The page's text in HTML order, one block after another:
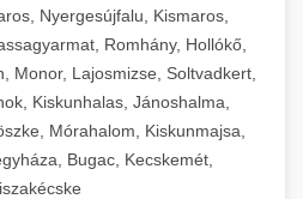
Nyergesújfalu, Kismaros,
Romhány, Hollókő,
Monor, Lajosmizse, Soltvadkert,
Kiskunhalas, Jánoshalma,
Mórahalom, Kiskunmajsa,
Bugac, Kecskemét,